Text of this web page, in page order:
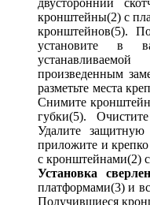
двусторонний
кронштейны(2) с
кронштейнов(5).
установите в
произведенным
разметьте места
Снимите
губки(5).
Удалите защитную
приложите и
с кронштейнами(2)
Установка
платформами(3) и
Получившиеся